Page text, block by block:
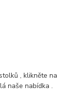
, klikněte na
naše nabídka .